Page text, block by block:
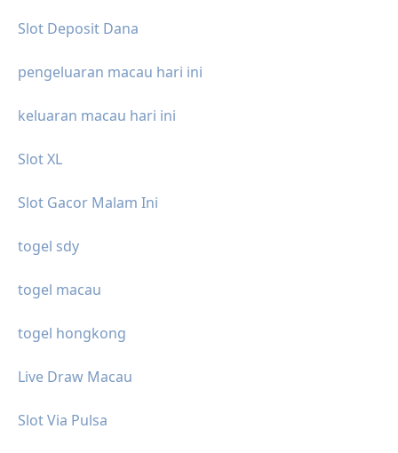
Slot Deposit Dana
pengeluaran macau hari ini
keluaran macau hari ini
Slot XL
Slot Gacor Malam Ini
togel sdy
togel macau
togel hongkong
Live Draw Macau
Slot Via Pulsa